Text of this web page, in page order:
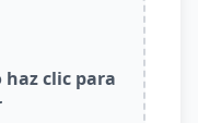
clic para